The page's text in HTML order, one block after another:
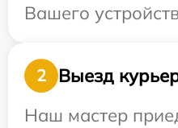
Вашего
2
Выезд
Наш мастер